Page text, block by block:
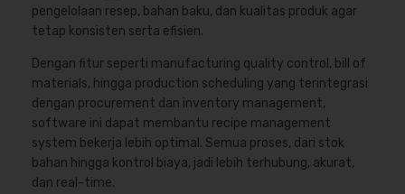
pengelolaan resep, bahan baku, dan kualitas produk agar
tetap konsisten serta efisien.
Dengan fitur seperti manufacturing quality control, bill of
materials, hingga production scheduling yang terintegrasi
dengan procurement dan inventory management,
software ini dapat membantu recipe management
system bekerja lebih optimal. Semua proses, dari stok
bahan hingga kontrol biaya, jadi lebih terhubung, akurat,
dan real-time.